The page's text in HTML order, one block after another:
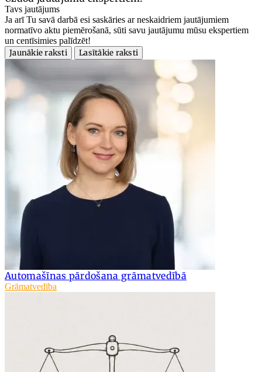
Tavs jautājums
Ja arī Tu savā darbā esi saskāries ar neskaidriem jautājumiem
normatīvo aktu piemērošanā, sūti savu jautājumu mūsu ekspertiem
un centīsimies palīdzēt!
Jaunākie raksti
Lasītākie raksti
Automašīnas pārdošana grāmatvedībā
Grāmatvedība